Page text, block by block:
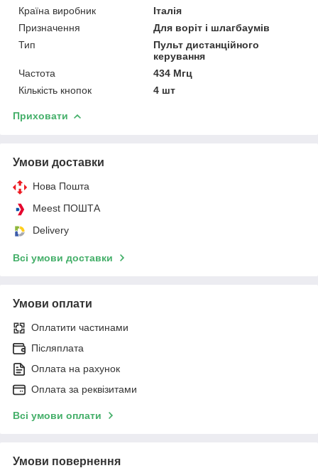
Країна виробник
Італія
Призначення
Для воріт і шлагбаумів
Тип
Пульт дистанційного
керування
Частота
434 Мгц
Кількість кнопок
4 шт
Приховати
Умови доставки
Нова Пошта
Meest ПОШТА
Delivery
Всі умови доставки
Умови оплати
Оплатити частинами
Післяплата
Оплата на рахунок
Оплата за реквізитами
Всі умови оплати
Умови повернення